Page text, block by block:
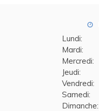
Lundi:
Mardi:
Mercredi:
Jeudi:
Vendredi:
Samedi:
Dimanche: